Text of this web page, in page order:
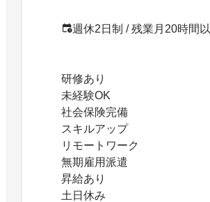
週休2日制 / 残業月20時間
研修あり
未経験OK
社会保険完備
スキルアップ
リモートワーク
無期雇用派遣
昇給あり
土日休み